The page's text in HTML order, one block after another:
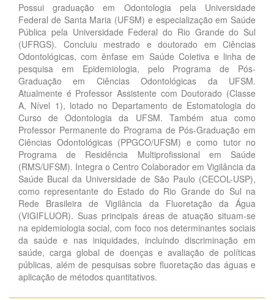
Possui graduação em Odontologia pela Universidade
Federal de Santa Maria (UFSM) e especialização em Saúde
Pública pela Universidade Federal do Rio Grande do Sul
(UFRGS). Concluiu mestrado e doutorado em Ciências
Odontológicas, com ênfase em Saúde Coletiva e linha de
pesquisa em Epidemiologia, pelo Programa de Pós-
Graduação em Ciências Odontológicas da UFSM.
Atualmente é Professor Assistente com Doutorado (Classe
A, Nível 1), lotado no Departamento de Estomatologia do
Curso de Odontologia da UFSM. Também atua como
Professor Permanente do Programa de Pós-Graduação em
Ciências Odontológicas (PPGCO/UFSM) e como tutor no
Programa de Residência Multiprofissional em Saúde
(RMS/UFSM). Integra o Centro Colaborador em Vigilância da
Saúde Bucal da Universidade de São Paulo (CECOL-USP),
como representante do Estado do Rio Grande do Sul na
Rede Brasileira de Vigilância da Fluoretação da Água
(VIGIFLUOR). Suas principais áreas de atuação situam-se
na epidemiologia social, com foco nos determinantes sociais
da saúde e nas iniquidades, incluindo discriminação em
saúde, carga global de doenças e avaliação de políticas
públicas, além de pesquisas sobre fluoretação das águas e
aplicação de métodos quantitativos.